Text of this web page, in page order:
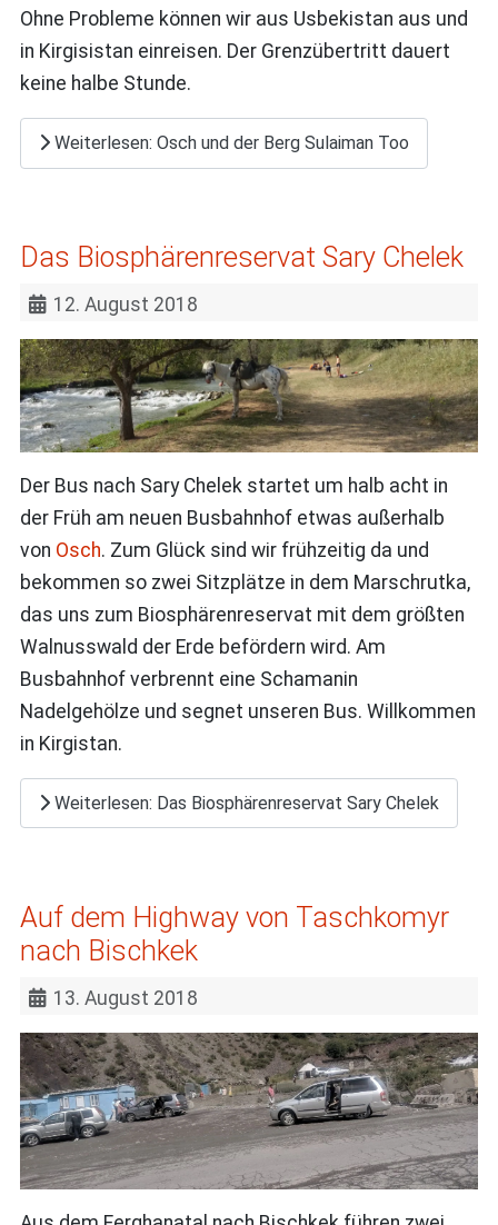
Ohne Probleme können wir aus Usbekistan aus und
in Kirgisistan einreisen. Der Grenzübertritt dauert
keine halbe Stunde.
Weiterlesen: Osch und der Berg Sulaiman Too
Das Biosphärenreservat Sary Chelek
12. August 2018
Der Bus nach Sary Chelek startet um halb acht in
der Früh am neuen Busbahnhof etwas außerhalb
von Osch. Zum Glück sind wir frühzeitig da und
bekommen so zwei Sitzplätze in dem Marschrutka,
das uns zum Biosphärenreservat mit dem größten
Walnusswald der Erde befördern wird. Am
Busbahnhof verbrennt eine Schamanin
Nadelgehölze und segnet unseren Bus. Willkommen
in Kirgistan.
Weiterlesen: Das Biosphärenreservat Sary Chelek
Auf dem Highway von Taschkomyr
nach Bischkek
13. August 2018